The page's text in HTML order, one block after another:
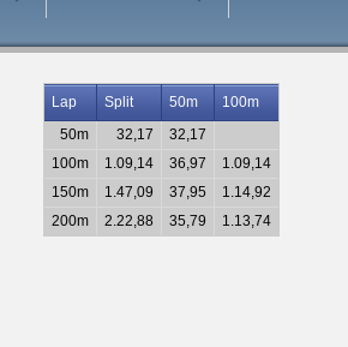
Lap Split 50m
100m
50m
32,17
32,17
100m
1.09,14 36,97
1.09,14
150m
1.47,09 37,95
1.14,92
200m
2.22,88 35,79 1.13,74